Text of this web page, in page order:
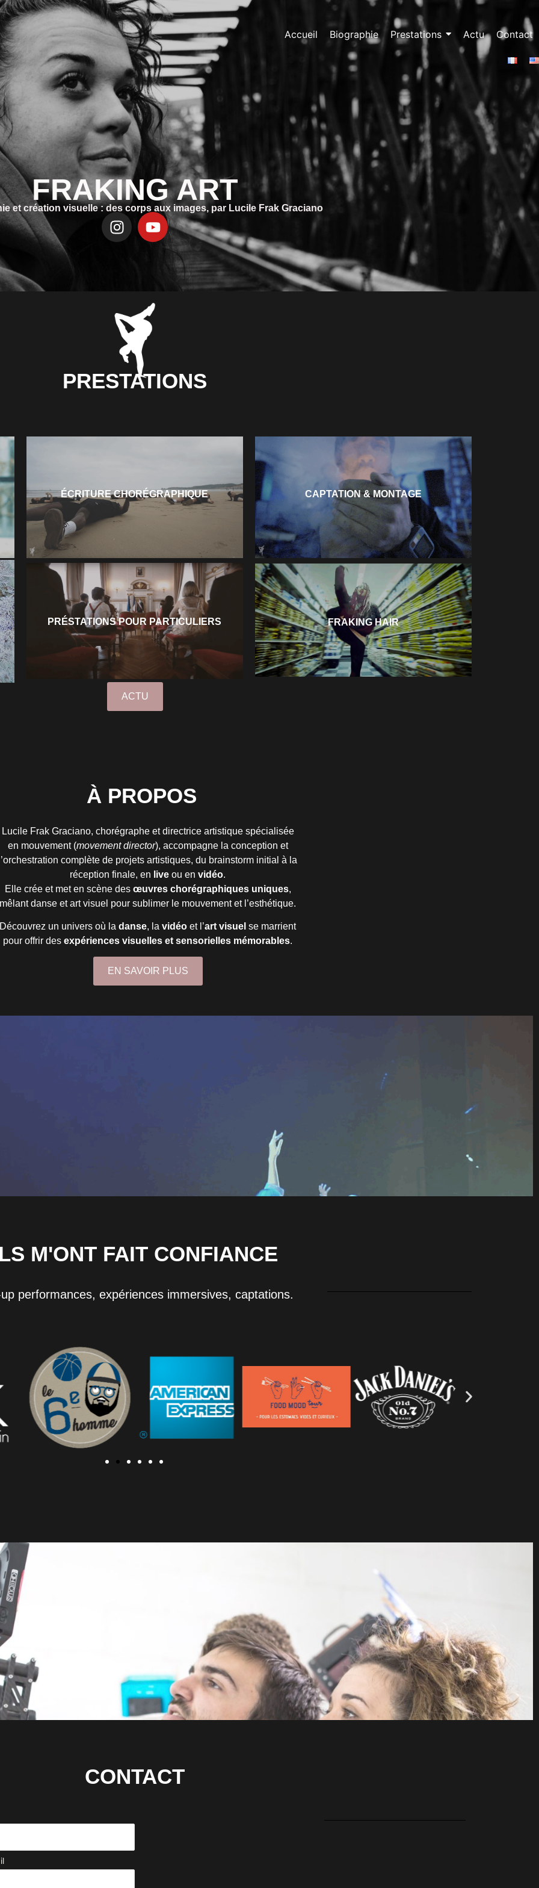
Accueil Biographie Prestations Actu Contact
FRAKING ART
et création visuelle : des corps aux images, par Lucile Frak Graciano
PRESTATIONS
ÉCRITURE CHORÉGRAPHIQUE CAPTATION & MONTAGE
PRÉSTATIONS POUR PARTICULIERS FRAKING HAIR
ACTU
À PROPOS
Lucile Frak Graciano, chorégraphe et directrice artistique spécialisée
en mouvement (movement director), accompagne la conception et
complète de projets artistiques, du brainstorm initial à la
réception finale, en live ou envidéo.
Elle crée et met en scène des œuvres chorégraphiques uniques,
mêlant danse et art visuel pour sublimer le mouvement et l’esthétique.
Découvrez un univers où ladanse, lavidéo et l’art visuel se marrient
pour offrir desexpériences visuelles et sensorielles mémorables.
EN SAVOIR PLUS
M'ONT FAIT CONFIANCE
performances, expériences immersives, captations.
CONTACT